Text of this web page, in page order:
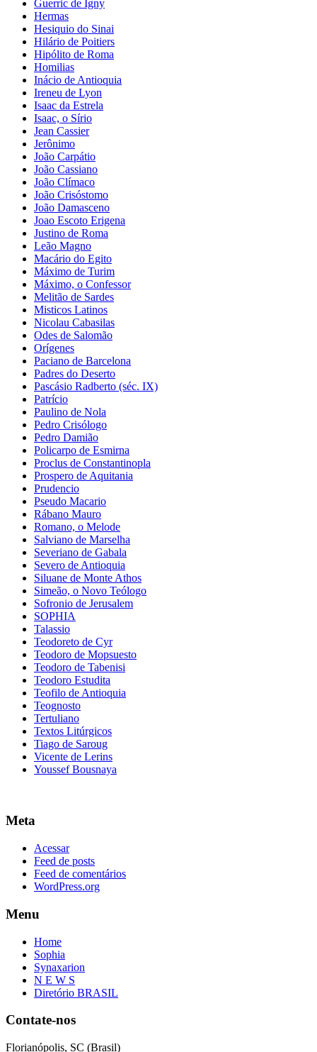
Guerric de Igny
Hermas
Hesiquio do Sinai
Hilário de Poitiers
Hipólito de Roma
Homilias
Inácio de Antioquia
Ireneu de Lyon
Isaac da Estrela
Isaac, o Sírio
Jean Cassier
Jerônimo
João Carpátio
João Cassiano
João Clímaco
João Crisóstomo
João Damasceno
Joao Escoto Erigena
Justino de Roma
Leão Magno
Macário do Egito
Máximo de Turim
Máximo, o Confessor
Melitão de Sardes
Misticos Latinos
Nicolau Cabasilas
Odes de Salomão
Orígenes
Paciano de Barcelona
Padres do Deserto
Pascásio Radberto (séc. IX)
Patrício
Paulino de Nola
Pedro Crisólogo
Pedro Damião
Policarpo de Esmirna
Proclus de Constantinopla
Prospero de Aquitania
Prudencio
Pseudo Macario
Rábano Mauro
Romano, o Melode
Salviano de Marselha
Severiano de Gabala
Severo de Antioquia
Siluane de Monte Athos
Simeão, o Novo Teólogo
Sofronio de Jerusalem
SOPHIA
Talassio
Teodoreto de Cyr
Teodoro de Mopsuesto
Teodoro de Tabenisi
Teodoro Estudita
Teofilo de Antioquia
Teognosto
Tertuliano
Textos Litúrgicos
Tiago de Saroug
Vicente de Lerins
Youssef Bousnaya
Meta
Acessar
Feed de posts
Feed de comentários
WordPress.org
Menu
Home
Sophia
Synaxarion
N E W S
Diretório BRASIL
Contate-nos
Florianópolis, SC (Brasil)